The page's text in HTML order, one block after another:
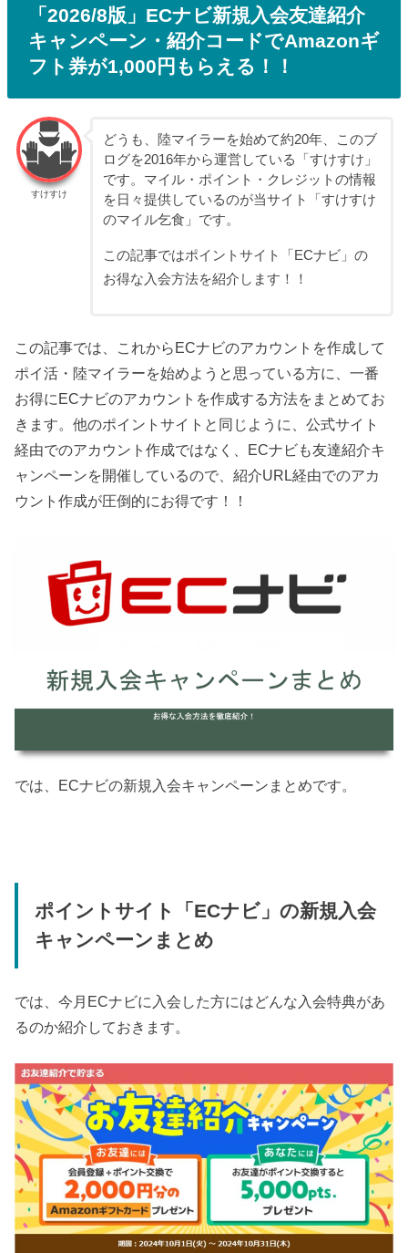
「2026/8版」ECナビ新規入会友達紹介
キャンペーン・紹介コードでAmazonギ
フト券が1,000円もらえる！！
すけすけ
どうも、陸マイラーを始めて約20年、このブ
ログを2016年から運営している「すけすけ」
です。マイル・ポイント・クレジットの情報
を日々提供しているのが当サイト「すけすけ
のマイル乞食」です。
この記事ではポイントサイト「ECナビ」の
お得な入会方法を紹介します！！
この記事では、これからECナビのアカウントを作成して
ポイ活・陸マイラーを始めようと思っている方に、一番
お得にECナビのアカウントを作成する方法をまとめてお
きます。他のポイントサイトと同じように、公式サイト
経由でのアカウント作成ではなく、ECナビも友達紹介キ
ャンペーンを開催しているので、紹介URL経由でのアカ
ウント作成が圧倒的にお得です！！
では、ECナビの新規入会キャンペーンまとめです。
ポイントサイト「ECナビ」の新規入会
キャンペーンまとめ
では、今月ECナビに入会した方にはどんな入会特典があ
るのか紹介しておきます。